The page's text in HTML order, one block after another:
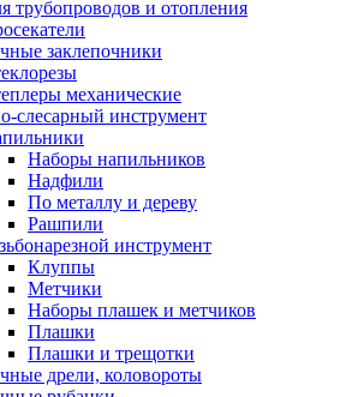
трубопроводов и отопления
заклепочники
механические
слесарный инструмент
Наборы напильников
Надфили
По металлу и дереву
Рашпили
инструмент
Клуппы
Метчики
Наборы плашек и метчиков
Плашки
Плашки и трещотки
дрели, коловороты